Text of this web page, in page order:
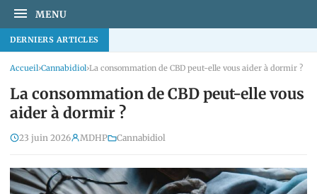
MENU
DERNIERS ARTICLES
Accueil›Cannabidiol›La consommation de CBD peut-elle vous aider à dormir ?
La consommation de CBD peut-elle vous
aider à dormir ?
23 juin 2026 MDHP Cannabidiol